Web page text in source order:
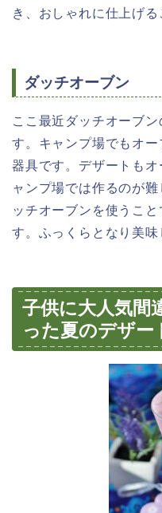
き、おしゃれに仕上げる
ダッチオーブン
ここ最近ダッチオーブ
す。キャンプ場でもオ
器具です。デザートも
ャンプ場では作るのが
ッチオーブンを使うこ
す。ふっくらとなり美味
子供に大人気間
った夏のデザー